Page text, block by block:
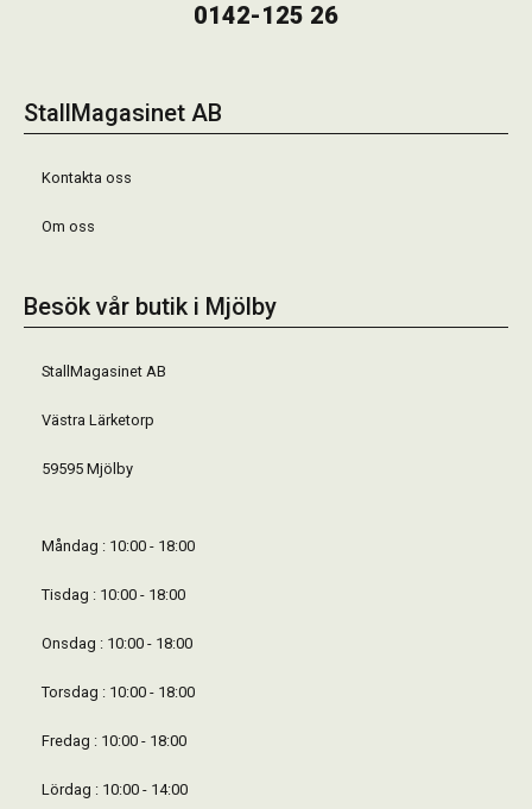
0142-125 26
StallMagasinet AB
Kontakta oss
Om oss
Besök vår butik i Mjölby
StallMagasinet AB
Västra Lärketorp
59595 Mjölby
Måndag : 10:00 - 18:00
Tisdag : 10:00 - 18:00
Onsdag : 10:00 - 18:00
Torsdag : 10:00 - 18:00
Fredag : 10:00 - 18:00
Lördag : 10:00 - 14:00